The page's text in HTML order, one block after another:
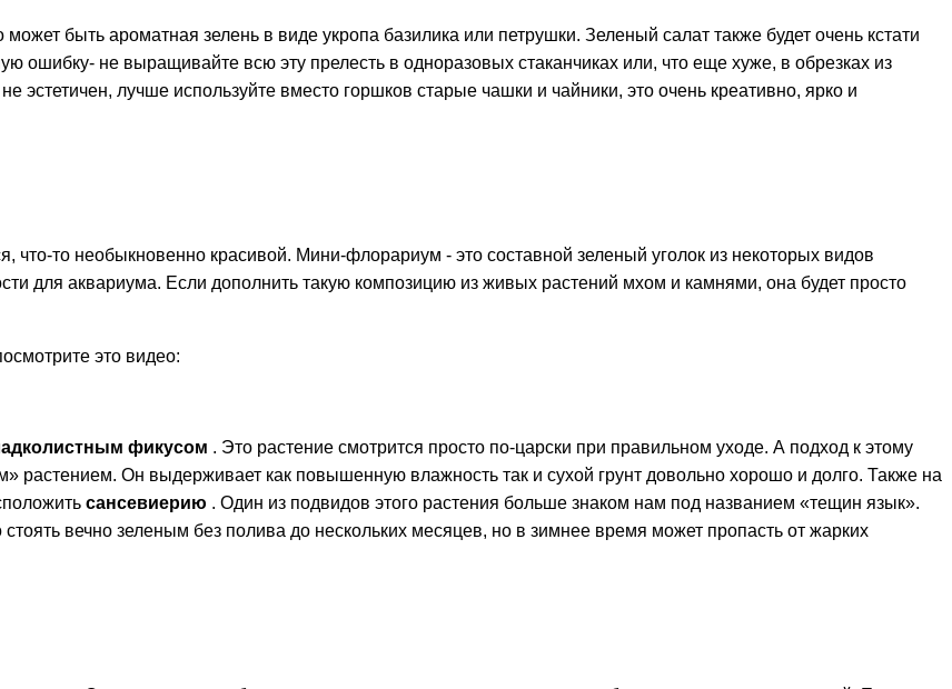
быть ароматная зелень в виде укропа базилика или петрушки. Зеленый салат также будет очень кстати
ошибку- не выращивайте всю эту прелесть в одноразовых стаканчиках или, что еще хуже, в обрезках из
эстетичен, лучше используйте вместо горшков старые чашки и чайники, это очень креативно, ярко и
что-то необыкновенно красивой. Мини-флорариум - это составной зеленый уголок из некоторых видов
для аквариума. Если дополнить такую композицию из живых растений мхом и камнями, она будет просто
это видео:
фикусом . Это растение смотрится просто по-царски при правильном уходе. А подход к этому
растением. Он выдерживает как повышенную влажность так и сухой грунт довольно хорошо и долго. Также на
сансевиерию . Один из подвидов этого растения больше знаком нам под названием «тещин язык».
вечно зеленым без полива до нескольких месяцев, но в зимнее время может пропасть от жарких